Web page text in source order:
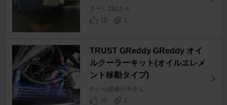
さーし182さん
15
1
TRUST GReddy GReddy オイ
ルクーラーキット(オイルエレメ
ント移動タイプ)
れいら@修行中さん
30
2